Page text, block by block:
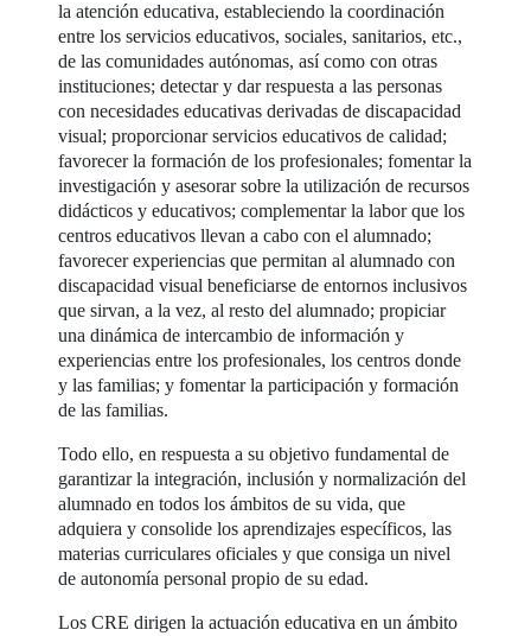
la atención educativa, estableciendo la coordinación
entre los servicios educativos, sociales, sanitarios, etc.,
de las comunidades autónomas, así como con otras
instituciones; detectar y dar respuesta a las personas
con necesidades educativas derivadas de discapacidad
visual; proporcionar servicios educativos de calidad;
favorecer la formación de los profesionales; fomentar la
investigación y asesorar sobre la utilización de recursos
didácticos y educativos; complementar la labor que los
centros educativos llevan a cabo con el alumnado;
favorecer experiencias que permitan al alumnado con
discapacidad visual beneficiarse de entornos inclusivos
que sirvan, a la vez, al resto del alumnado; propiciar
una dinámica de intercambio de información y
experiencias entre los profesionales, los centros donde
y las familias; y fomentar la participación y formación
de las familias.
Todo ello, en respuesta a su objetivo fundamental de
garantizar la integración, inclusión y normalización del
alumnado en todos los ámbitos de su vida, que
adquiera y consolide los aprendizajes específicos, las
materias curriculares oficiales y que consiga un nivel
de autonomía personal propio de su edad.
Los CRE dirigen la actuación educativa en un ámbito